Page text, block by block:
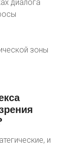
диалога
зоны
и